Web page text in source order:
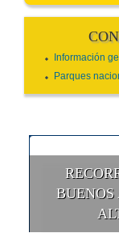
Información
Parques
BUENOS